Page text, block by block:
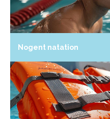
Nogent natation